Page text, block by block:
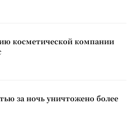
косметической компании
за ночь уничтожено более